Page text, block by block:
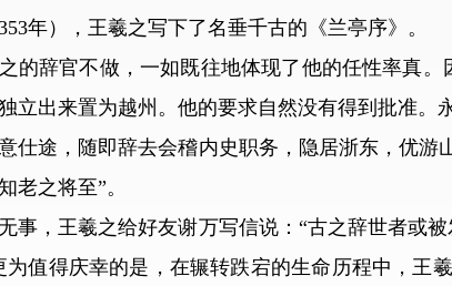
年），王羲之写下了名垂千古的《兰亭序》。
辞官不做，一如既往地体现了他的任性率真。
立出来置为越州。他的要求自然没有得到批准
仕途，随即辞去会稽内史职务，隐居浙东，优
老之将至”。
，王羲之给好友谢万写信说：“古之辞世者或被
为值得庆幸的是，在辗转跌宕的生命历程中，王